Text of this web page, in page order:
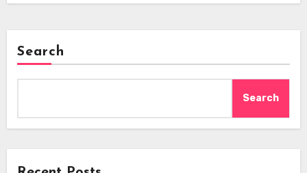
Search
Search